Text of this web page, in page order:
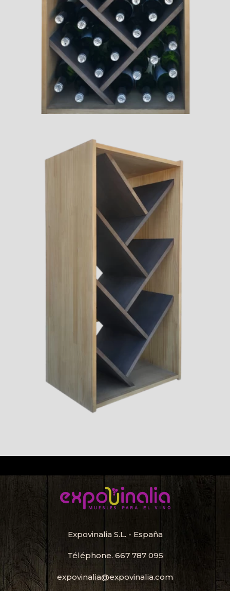
Expovinalia S.L. - España
Téléphone. 667 787 095
expovinalia@expovinalia.com